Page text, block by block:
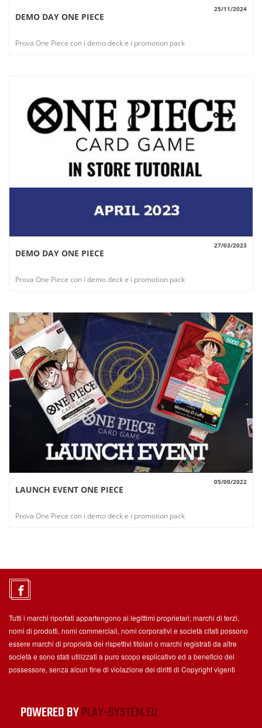
VISUALIZZA
25/11/2024
DEMO DAY ONE PIECE
Prova One Piece con i demo deck e i promotion pack
VISUALIZZA
27/03/2023
DEMO DAY ONE PIECE
Prova One Piece con i demo deck e i promotion pack
VISUALIZZA
05/09/2022
LAUNCH EVENT ONE PIECE
Prova One Piece con i demo deck e i promotion pack
Tutti i marchi riportati appartengono ai legittimi proprietari; marchi di terzi,
nomi di prodotti, nomi commerciali, nomi corporativi e società citati possono
essere marchi di proprietà dei rispettivi titolari o marchi registrati da altre
società e sono stati utilizzati a puro scopo esplicativo ed a beneficio del
possessore, senza alcun fine di violazione dei diritti di Copyright vigenti
POWERED BYPLAY-SYSTEM.EU